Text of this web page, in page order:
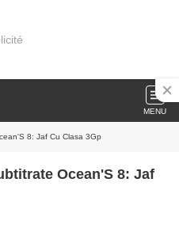
MENU
8: Jaf Cu Clasa 3Gp
Ocean'S 8: Jaf